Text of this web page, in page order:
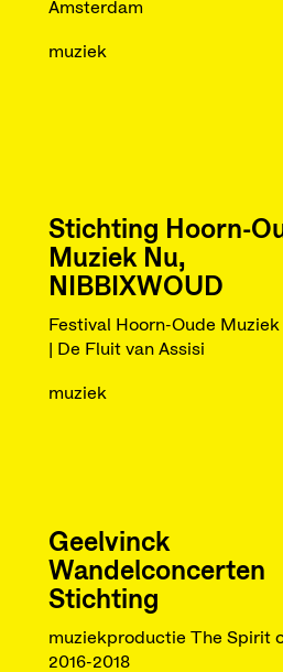
Amsterdam
muziek
Stichting Hoorn-
Muziek Nu,
NIBBIXWOUD
Festival Hoorn-Oude Muziek
| De Fluit van Assisi
muziek
Geelvinck
Wandelconcerten
Stichting
muziekproductie The Spirit
2016-2018